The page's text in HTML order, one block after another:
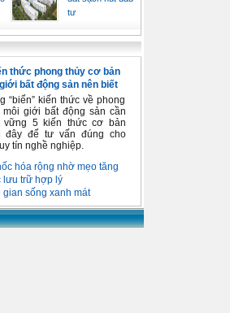
tư
thức phong thủy cơ bản
bất động sản nên biết
“biển” kiến thức về phong
môi giới bất động sản cần
vững 5 kiến thức cơ bản
đây để tư vấn đúng cho
tín nghề nghiệp.
hóa rộng nhờ mẹo tăng
lưu trữ hợp lý
sống xanh mát